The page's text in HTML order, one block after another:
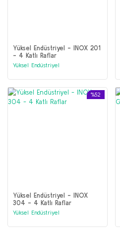
Yüksel Endüstriyel - INOX 201
- 4 Katlı Raflar
Yüksel Endüstriyel
%52
Yüksel Endüstriyel - INOX
304 - 4 Katlı Raflar
Yüksel Endüstriyel